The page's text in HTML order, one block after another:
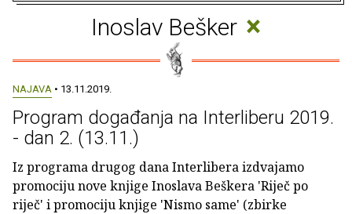
Inoslav Bešker ×
NAJAVA • 13.11.2019.
Program događanja na Interliberu 2019.
- dan 2. (13.11.)
Iz programa drugog dana Interlibera izdvajamo
promociju nove knjige Inoslava Beškera 'Riječ po
riječ' i promociju knjige 'Nismo same' (zbirke